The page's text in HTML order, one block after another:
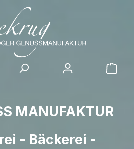
MANUFAKTUR
- Bäckerei -